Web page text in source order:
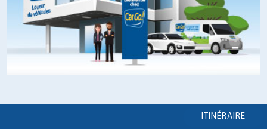
ITINÉRAIRE